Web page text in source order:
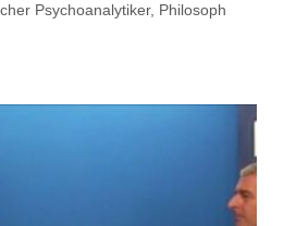
Psychoanalytiker, Philosoph